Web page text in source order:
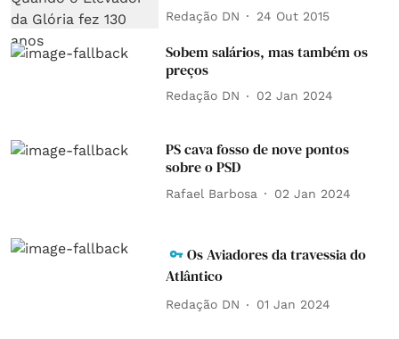
Redação DN 24 Out 2015
Sobem salários, mas também os
preços
Redação DN 02 Jan 2024
PS cava fosso de nove pontos
sobre o PSD
Rafael Barbosa 02 Jan 2024
Os Aviadores da travessia do
Atlântico
Redação DN 01 Jan 2024